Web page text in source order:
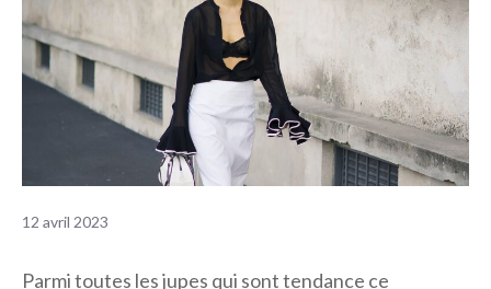
12 avril 2023
Parmi toutes les jupes qui sont tendance ce